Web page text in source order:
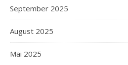
September 2025
August 2025
Mai 2025